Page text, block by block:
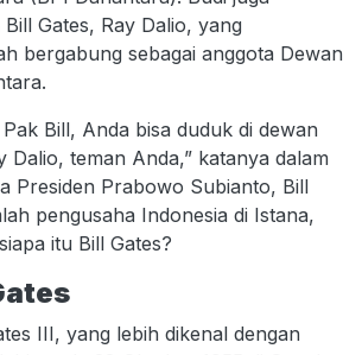
Gates, Ray Dalio, yang
bergabung sebagai anggota Dewan
Bill, Anda bisa duduk di dewan
Dalio, teman Anda,” katanya dalam
Presiden Prabowo Subianto, Bill
pengusaha Indonesia di Istana,
itu Bill Gates?
III, yang lebih dikenal dengan